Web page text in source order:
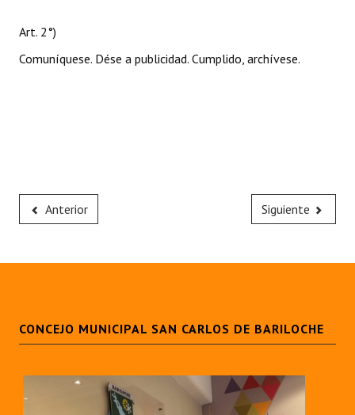
Art. 2°)
Comuníquese. Dése a publicidad. Cumplido, archívese.
Anterior Siguiente
CONCEJO MUNICIPAL SAN CARLOS DE BARILOCHE